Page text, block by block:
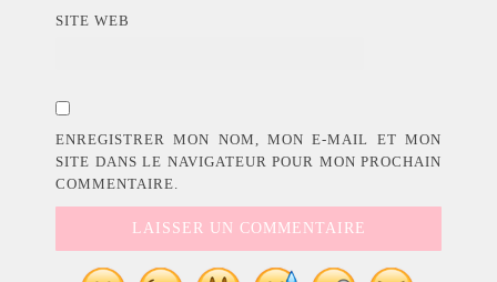
SITE WEB
ENREGISTRER MON NOM, MON E-MAIL ET MON
SITE DANS LE NAVIGATEUR POUR MON PROCHAIN
COMMENTAIRE.